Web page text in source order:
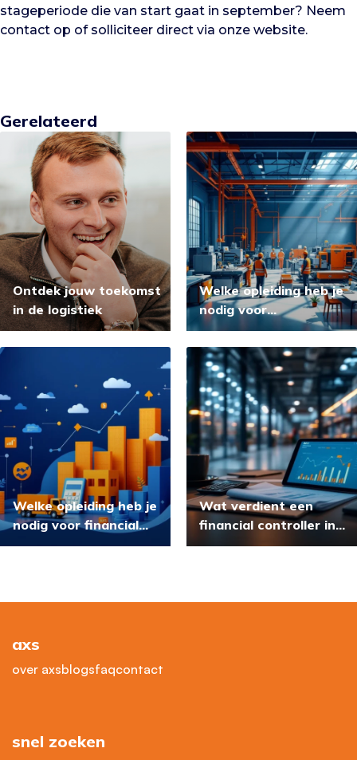
stageperiode die van start gaat in september? Neem
contact op of solliciteer direct via onze website.
Gerelateerd
Ontdek jouw toekomst
in de logistiek
Welke opleiding heb je
nodig voor
productiemedewerker?
Welke opleiding heb je
nodig voor financial
controller logistiek?
Wat verdient een
financial controller in
de logistiek?
axs
over axsblogsfaqcontact
snel zoeken